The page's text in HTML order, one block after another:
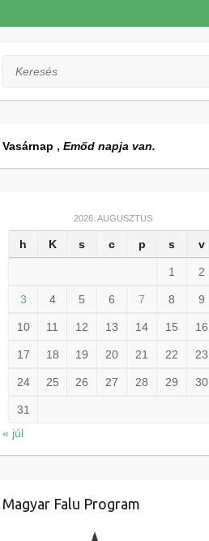
Keresés
Vasárnap , Emőd napja van.
2026. AUGUSZTUS
h K s c p s v
1 2
3 4 5 6 7 8 9
10 11 12 13 14 15 16
17 18 19 20 21 22 23
24 25 26 27 28 29 30
31
« júl
Magyar Falu Program